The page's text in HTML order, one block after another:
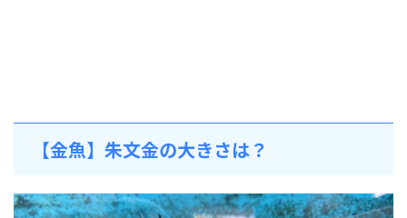
【金魚】朱文金の大きさは？